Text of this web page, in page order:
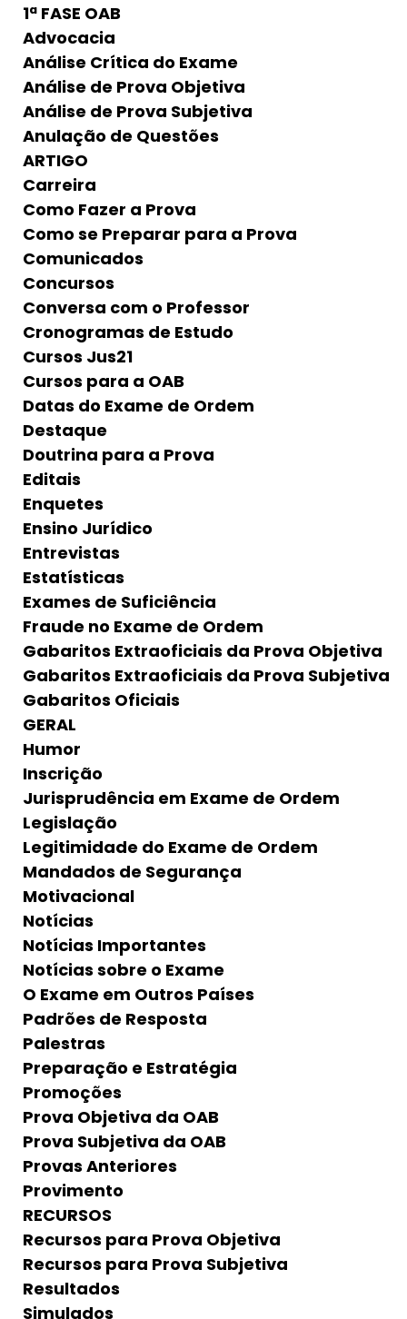
1ª FASE OAB
Advocacia
Análise Crítica do Exame
Análise de Prova Objetiva
Análise de Prova Subjetiva
Anulação de Questões
ARTIGO
Carreira
Como Fazer a Prova
Como se Preparar para a Prova
Comunicados
Concursos
Conversa com o Professor
Cronogramas de Estudo
Cursos Jus21
Cursos para a OAB
Datas do Exame de Ordem
Destaque
Doutrina para a Prova
Editais
Enquetes
Ensino Jurídico
Entrevistas
Estatísticas
Exames de Suficiência
Fraude no Exame de Ordem
Gabaritos Extraoficiais da Prova Objetiva
Gabaritos Extraoficiais da Prova Subjetiva
Gabaritos Oficiais
GERAL
Humor
Inscrição
Jurisprudência em Exame de Ordem
Legislação
Legitimidade do Exame de Ordem
Mandados de Segurança
Motivacional
Notícias
Notícias Importantes
Notícias sobre o Exame
O Exame em Outros Países
Padrões de Resposta
Palestras
Preparação e Estratégia
Promoções
Prova Objetiva da OAB
Prova Subjetiva da OAB
Provas Anteriores
Provimento
RECURSOS
Recursos para Prova Objetiva
Recursos para Prova Subjetiva
Resultados
Simulados